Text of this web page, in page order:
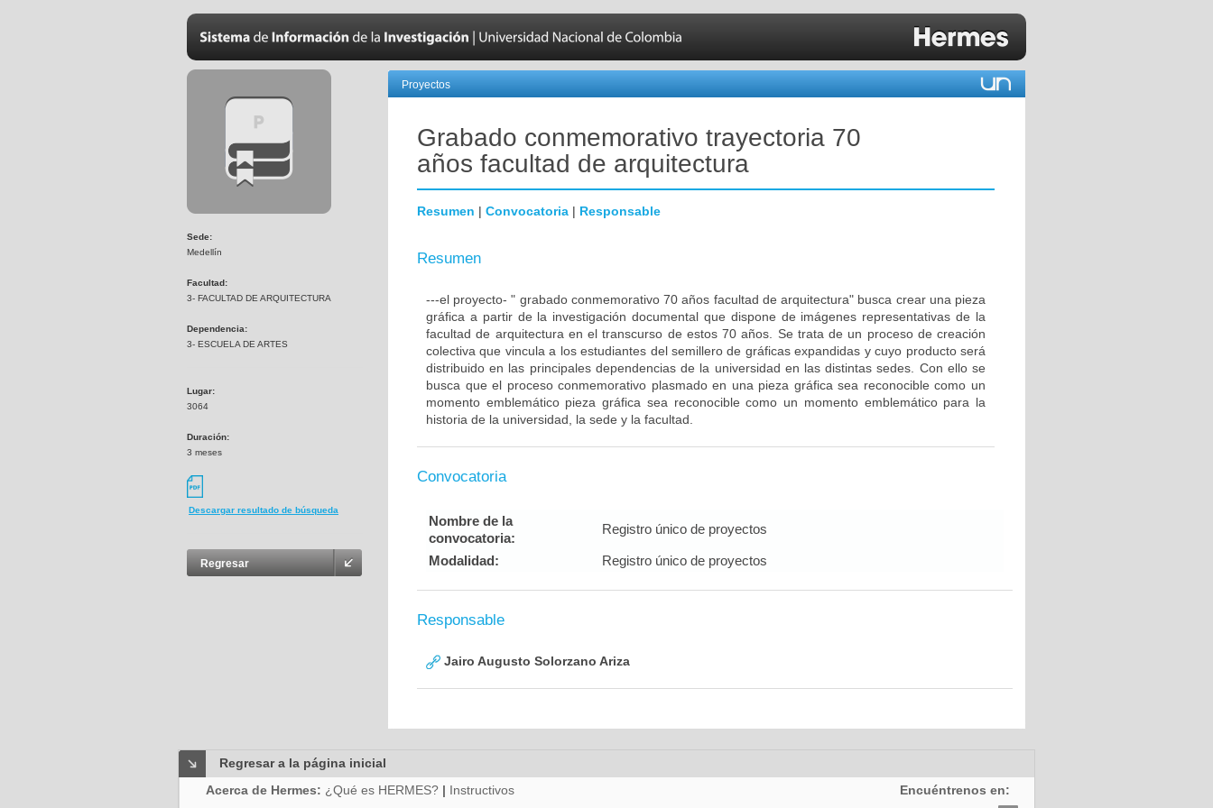
Sede:
Medellín
Facultad:
3- FACULTAD DE ARQUITECTURA
Dependencia:
3- ESCUELA DE ARTES
Lugar:
3064
Duración:
3 meses
Descargar resultado de búsqueda
Regresar
Proyectos
Grabado conmemorativo trayectoria 70
años facultad de arquitectura
Resumen | Convocatoria | Responsable
Resumen
---el proyecto- " grabado conmemorativo 70 años facultad de arquitectura" busca crear una pieza
gráfica a partir de la investigación documental que dispone de imágenes representativas de la
facultad de arquitectura en el transcurso de estos 70 años. Se trata de un proceso de creación
colectiva que vincula a los estudiantes del semillero de gráficas expandidas y cuyo producto será
distribuido en las principales dependencias de la universidad en las distintas sedes. Con ello se
busca que el proceso conmemorativo plasmado en una pieza gráfica sea reconocible como un
momento emblemático pieza gráfica sea reconocible como un momento emblemático para la
historia de la universidad, la sede y la facultad.
Convocatoria
Nombre de la
convocatoria:
Registro único de proyectos
Modalidad: Registro único de proyectos
Responsable
Jairo Augusto Solorzano Ariza
Regresar a la página inicial
Acerca de Hermes: ¿Qué es HERMES? | Instructivos Encuéntrenos en: